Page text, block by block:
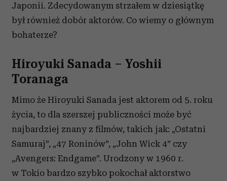
Japonii. Zdecydowanym strzałem w dziesiątkę
był również dobór aktorów. Co wiemy o głównym
bohaterze?
Hiroyuki Sanada – Yoshii
Toranaga
Mimo że Hiroyuki Sanada jest aktorem od 5. roku
życia, to dla szerszej publiczności może być
najbardziej znany z filmów, takich jak: „Ostatni
Samuraj”, „47 Roninów”, „John Wick 4” czy
„Avengers: Endgame”. Urodzony w 1960 r.
w Tokio bardzo szybko pokochał aktorstwo